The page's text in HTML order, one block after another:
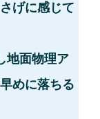
げに感じて
地面物理ア
めに落ちる